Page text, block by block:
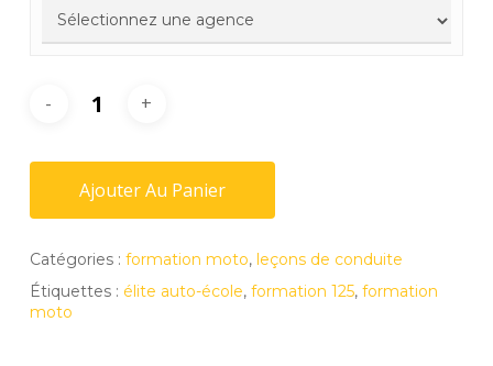
Ajouter Au Panier
Catégories : formation moto, leçons de conduite
Étiquettes : élite auto-école, formation 125, formation
moto